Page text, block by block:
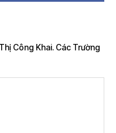
Công Khai. Các Trường